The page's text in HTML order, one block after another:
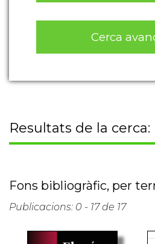
Cerca
Resultats de la cerca:
Fons bibliogràfic, per
Publicacions: 0 - 17 de 17